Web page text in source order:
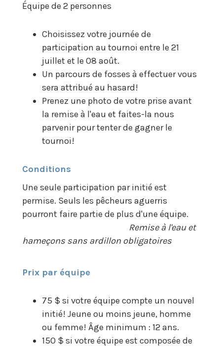
Équipe de 2 personnes
Choisissez votre journée de
participation au tournoi entre le 21
juillet et le 08 août.
Un parcours de fosses à effectuer vous
sera attribué au hasard!
Prenez une photo de votre prise avant
la remise à l'eau et faites-la nous
parvenir pour tenter de gagner le
tournoi!
Conditions
Une seule participation par initié est
permise. Seuls les pêcheurs aguerris
pourront faire partie de plus d'une équipe.
Remise à l'eau et
hameçons sans ardillon obligatoires
Prix par équipe
75 $ si votre équipe compte un nouvel
initié! Jeune ou moins jeune, homme
ou femme! Âge minimum : 12 ans.
150 $ si votre équipe est composée de